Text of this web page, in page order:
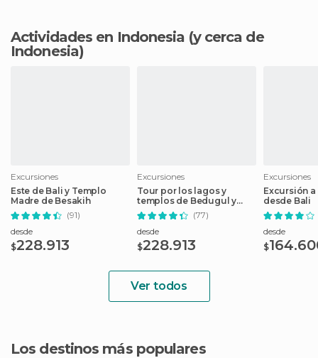
Actividades en Indonesia (y cerca de
Indonesia)
Excursiones
Este de Bali y Templo
Madre de Besakih
(91)
desde
$228.913
Excursiones
Tour por los lagos y
templos de Bedugul y
Tanah Lot
(77)
desde
$228.913
Excursiones
Excursión
desde Bali
desde
$
Ver todos
Los destinos más populares